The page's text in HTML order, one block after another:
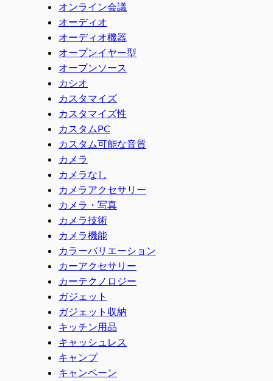
オンライン会議
オーディオ
オーディオ機器
オープンイヤー型
オープンソース
カシオ
カスタマイズ
カスタマイズ性
カスタムPC
カスタム可能な音質
カメラ
カメラなし
カメラアクセサリー
カメラ・写真
カメラ技術
カメラ機能
カラーバリエーション
カーアクセサリー
カーテクノロジー
ガジェット
ガジェット収納
キッチン用品
キャッシュレス
キャンプ
キャンペーン